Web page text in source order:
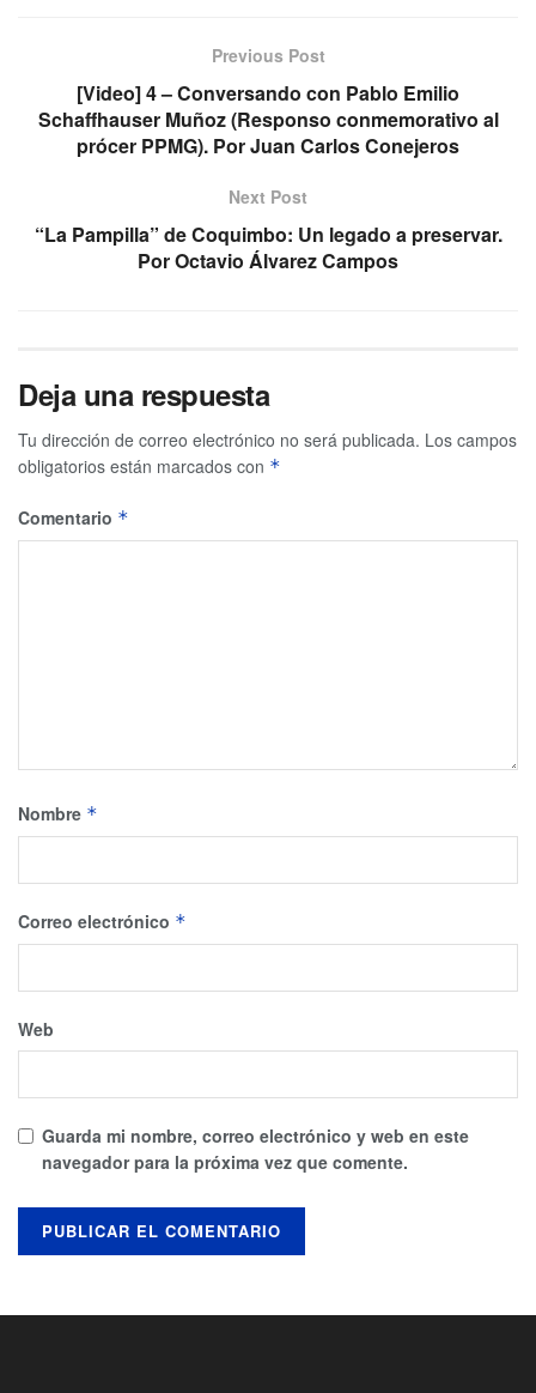
Previous Post
[Video] 4 – Conversando con Pablo Emilio
Schaffhauser Muñoz (Responso conmemorativo al
prócer PPMG). Por Juan Carlos Conejeros
Next Post
“La Pampilla” de Coquimbo: Un legado a preservar.
Por Octavio Álvarez Campos
Deja una respuesta
Tu dirección de correo electrónico no será publicada. Los campos
obligatorios están marcados con *
Comentario *
Nombre *
Correo electrónico *
Web
Guarda mi nombre, correo electrónico y web en este
navegador para la próxima vez que comente.